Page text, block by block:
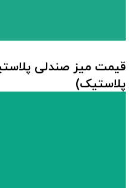
قیمت میز صندلی
پلاستیک)